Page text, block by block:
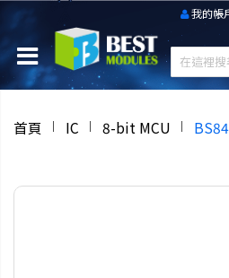
我的帳
首頁 IC 8-bit MCU